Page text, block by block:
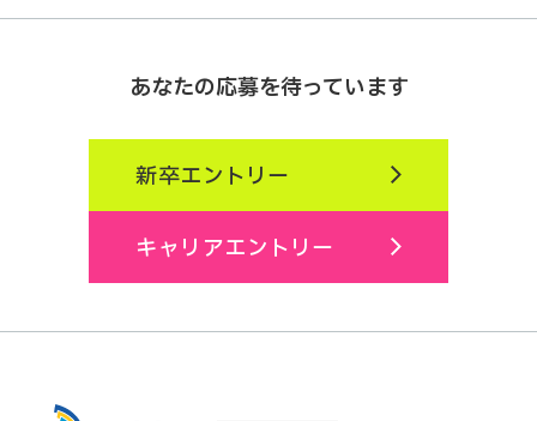
あなたの応募を待っています
新卒エントリー
キャリアエントリー